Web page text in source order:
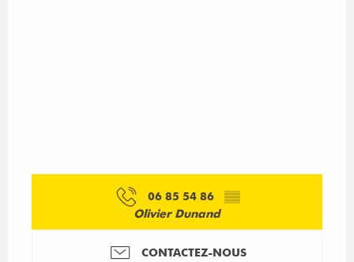
06 85 54 86 ▒▒
Olivier Dunand
CONTACTEZ-NOUS